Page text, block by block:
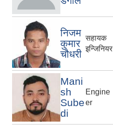
निजम
कुमार
चौधरी
सहायक
इन्जिनियर
Mani
sh
Sube
di
Engine
er